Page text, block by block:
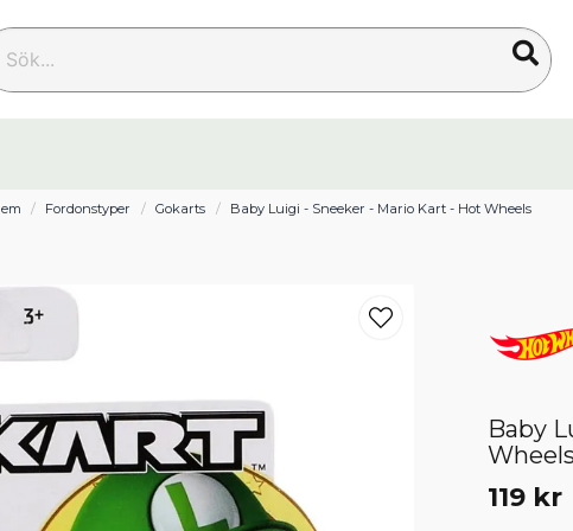
Fordonstyper Gokarts Baby Luigi - Sneeker - Mario Kart - Hot Wheels
Baby
Wheels
119 kr